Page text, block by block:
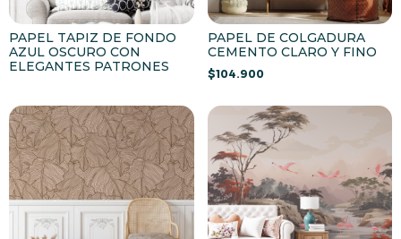
PAPEL TAPIZ DE FONDO
AZUL OSCURO CON
ELEGANTES PATRONES
PAPEL DE COLGADURA
CEMENTO CLARO Y FINO
$104.900